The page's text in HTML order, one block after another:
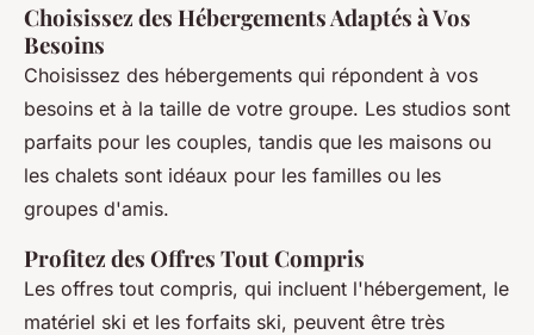
Choisissez des Hébergements Adaptés à Vos
Besoins
Choisissez des hébergements qui répondent à vos
besoins et à la taille de votre groupe. Les studios sont
parfaits pour les couples, tandis que les maisons ou
les chalets sont idéaux pour les familles ou les
groupes d'amis.
Profitez des Offres Tout Compris
Les offres tout compris, qui incluent l'hébergement, le
matériel ski et les forfaits ski, peuvent être très